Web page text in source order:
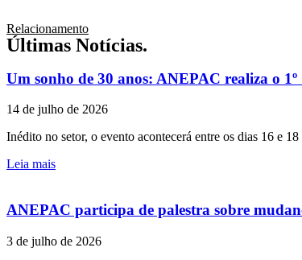
Relacionamento
Últimas Notícias.
Um sonho de 30 anos: ANEPAC realiza o
14 de julho de 2026
Inédito no setor, o evento acontecerá entre os dias 16 e
Leia mais
ANEPAC participa de palestra sobre
3 de julho de 2026